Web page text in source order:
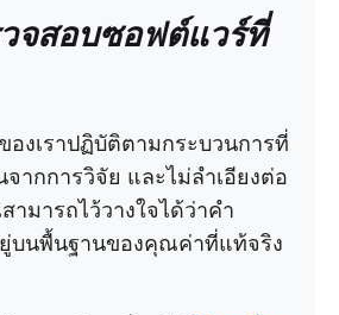
วจสอบซอฟต์แวร์ที่
งเราปฏิบัติตามกระบวนการที่
ากการวิจัย และไม่ลำเอียงต่อ
ามารถไว้วางใจได้ว่าคำ
ยู่บนพื้นฐานของคุณค่าที่แท้จริง